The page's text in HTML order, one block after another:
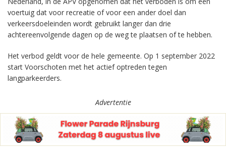
voertuig dat voor recreatie of voor een ander doel dan
verkeersdoeleinden wordt gebruikt langer dan drie
achtereenvolgende dagen op de weg te plaatsen of te hebben.
Het verbod geldt voor de hele gemeente. Op 1 september 2022
start Voorschoten met het actief optreden tegen
langparkeerders.
Advertentie